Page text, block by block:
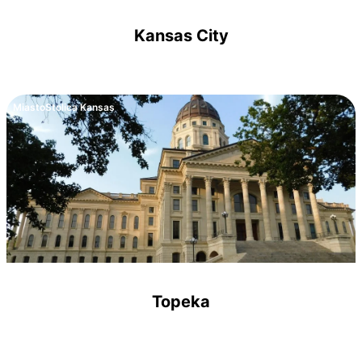
Kansas City
MiastoStolica Kansas
Topeka